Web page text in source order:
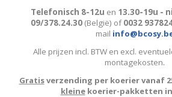
Telefonisch 8-12u en 13.30-19u -
09/378.24.30 (België) of0032
mail
Alle prijzen incl. BTW en excl.
montagekosten.
Gratisverzending per koerier vanaf
kleinekoerier-pakketten in